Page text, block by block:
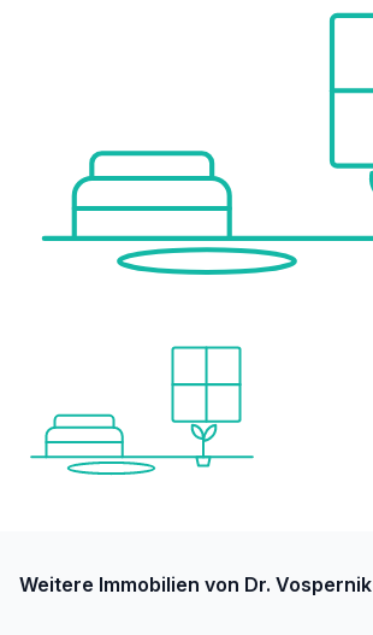
Weitere Immobilien von Dr. Vospernik